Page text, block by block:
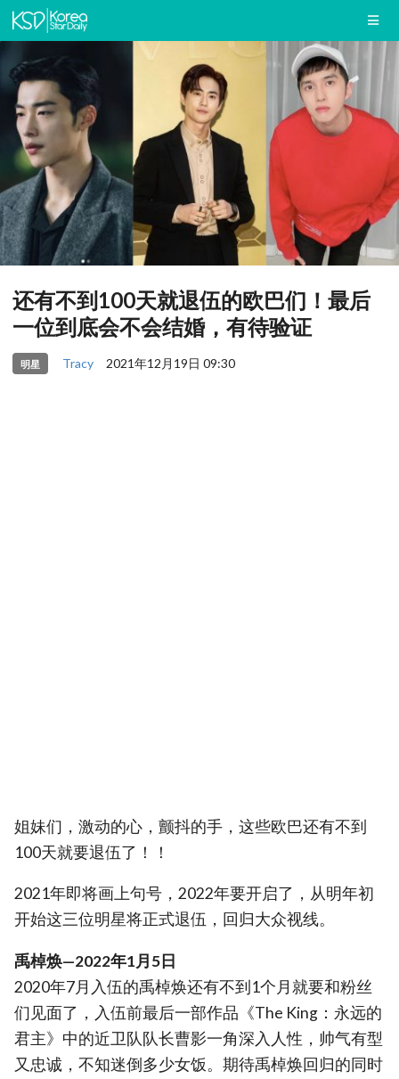
还有不到100天就退伍的欧巴们！最后
一位到底会不会结婚，有待验证
明星 Tracy 2021年12月19日 09:30
姐妹们，激动的心，颤抖的手，这些欧巴还有不到
100天就要退伍了！！
2021年即将画上句号，2022年要开启了，从明年初
开始这三位明星将正式退伍，回归大众视线。
禹棹焕—2022年1月5日
2020年7月入伍的禹棹焕还有不到1个月就要和粉丝
们见面了，入伍前最后一部作品《The King：永远的
君主》中的近卫队队长曹影一角深入人性，帅气有型
又忠诚，不知迷倒多少女饭。期待禹棹焕回归的同时